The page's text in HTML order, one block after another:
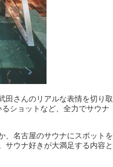
田さんのリアルな表情を切り取
ショットなど、全力でサウナ
、名古屋のサウナにスポットを
サウナ好きが大満足する内容と